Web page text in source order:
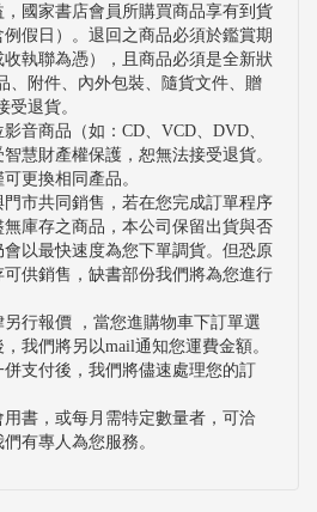
國家書店會員所購買商品享有到貨
假日）。退回之商品必須於鑑賞期
執聯為憑），且商品必須是全新狀
、附件、內外包裝、隨貨文件、贈
受退貨。
音商品（如：CD、VCD、DVD、
慧財產權保護，恕無法接受退貨。
更換相同產品。
門市共同銷售，若在您完成訂單程序
庫存之商品，本公司保留出貨與否
以最快速度為您下單調貨。但恐原
供銷售，缺書部份我們將為您進行
行報價 ，當您進購物車下訂單選
我們將另以mail通知您運費金額。
支付後，我們將儘速處理您的訂
書，或每月需特定數量者，可洽
們有專人為您服務。